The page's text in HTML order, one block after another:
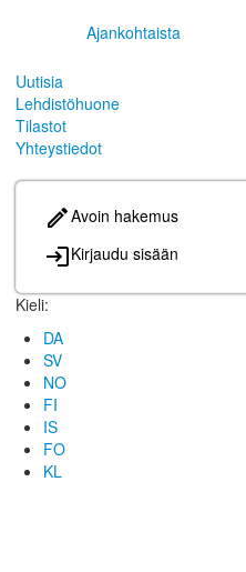
Ajankohtaista
Uutisia
Lehdistöhuone
Tilastot
Yhteystiedot
Avoin hakemus
Kirjaudu sisään
Kieli:
DA
SV
NO
FI
IS
FO
KL